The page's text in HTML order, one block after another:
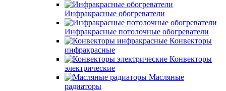
Инфракрасные обогреватели
Инфракрасные потолочные обогреватели
Конвекторы
инфракрасные
Конвекторы
электрические
Масляные
радиаторы